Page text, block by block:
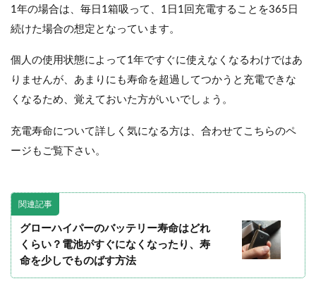
1年の場合は、毎日1箱吸って、1日1回充電することを365日
続けた場合の想定となっています。
個人の使用状態によって1年ですぐに使えなくなるわけではあ
りませんが、あまりにも寿命を超過してつかうと充電できな
くなるため、覚えておいた方がいいでしょう。
充電寿命について詳しく気になる方は、合わせてこちらのペ
ージもご覧下さい。
関連記事
グローハイパーのバッテリー寿命はどれ
くらい？電池がすぐになくなったり、寿
命を少しでものばす方法